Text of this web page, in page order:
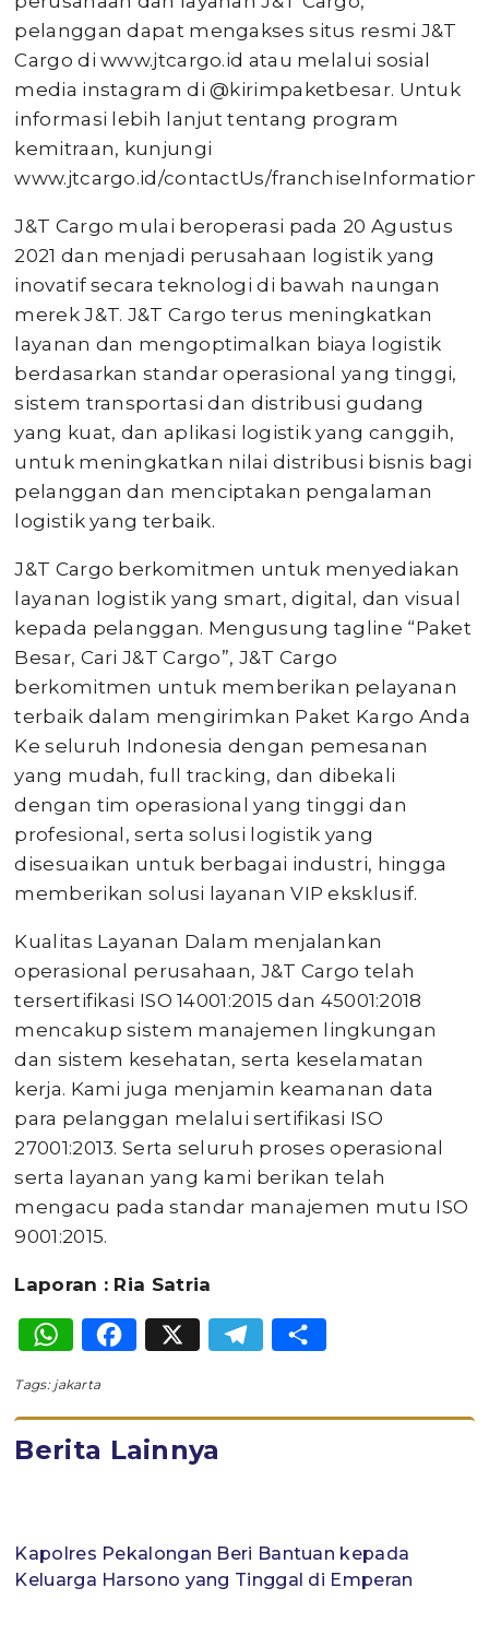
pelanggan dapat mengakses situs resmi J&T
Cargo di www.jtcargo.id atau melalui sosial
media instagram di @kirimpaketbesar. Untuk
informasi lebih lanjut tentang program
kemitraan, kunjungi
www.jtcargo.id/contactUs/franchiseInformation.
J&T Cargo mulai beroperasi pada 20 Agustus
2021 dan menjadi perusahaan logistik yang
inovatif secara teknologi di bawah naungan
merek J&T. J&T Cargo terus meningkatkan
layanan dan mengoptimalkan biaya logistik
berdasarkan standar operasional yang tinggi,
sistem transportasi dan distribusi gudang
yang kuat, dan aplikasi logistik yang canggih,
untuk meningkatkan nilai distribusi bisnis bagi
pelanggan dan menciptakan pengalaman
logistik yang terbaik.
J&T Cargo berkomitmen untuk menyediakan
layanan logistik yang smart, digital, dan visual
kepada pelanggan. Mengusung tagline “Paket
Besar, Cari J&T Cargo”, J&T Cargo
berkomitmen untuk memberikan pelayanan
terbaik dalam mengirimkan Paket Kargo Anda
Ke seluruh Indonesia dengan pemesanan
yang mudah, full tracking, dan dibekali
dengan tim operasional yang tinggi dan
profesional, serta solusi logistik yang
disesuaikan untuk berbagai industri, hingga
memberikan solusi layanan VIP eksklusif.
Kualitas Layanan Dalam menjalankan
operasional perusahaan, J&T Cargo telah
tersertifikasi ISO 14001:2015 dan 45001:2018
mencakup sistem manajemen lingkungan
dan sistem kesehatan, serta keselamatan
kerja. Kami juga menjamin keamanan data
para pelanggan melalui sertifikasi ISO
27001:2013. Serta seluruh proses operasional
serta layanan yang kami berikan telah
mengacu pada standar manajemen mutu ISO
9001:2015.
Laporan : Ria Satria
WhatsApp
Facebook
X Telegram
Tags: jakarta
Berita Lainnya
Kapolres Pekalongan Beri Bantuan kepada
Keluarga Harsono yang Tinggal di Emperan